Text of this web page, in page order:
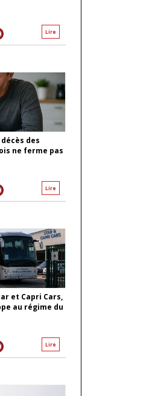
Lire
des
ne ferme pas
Lire
et Capri Cars,
au régime du
Lire